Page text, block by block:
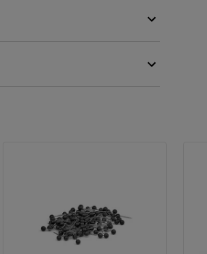
gornji rub kako bi se